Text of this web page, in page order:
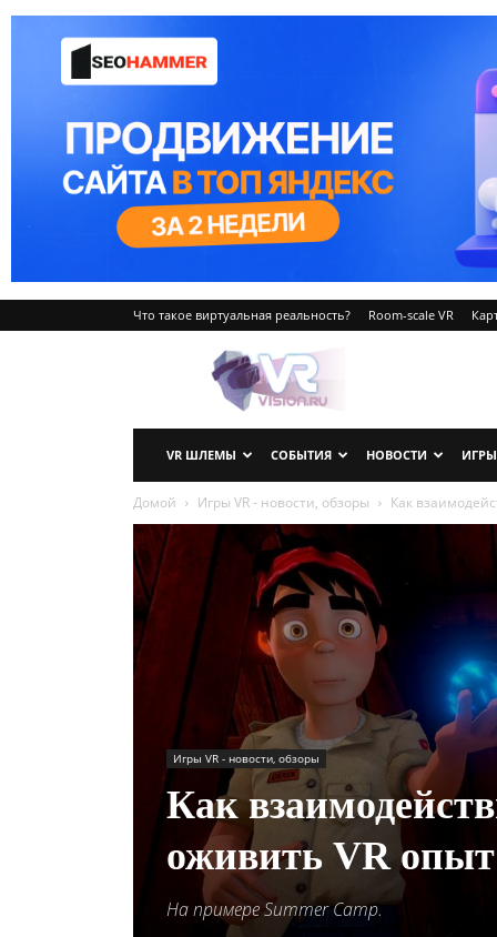
Что такое виртуальная реальность? Room-scale VR
VRvision.ru
VR ШЛЕМЫ СОБЫТИЯ НОВОСТИ ИГРЫ
Домой Игры VR - новости, обзоры Как
Игры VR - новости, обзоры
Как
оживить VR опыт
На примере Summer Camp.